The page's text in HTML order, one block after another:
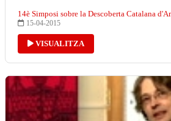
14è Simposi sobre la Descoberta Catalana
15-04-2015
VISUALITZA